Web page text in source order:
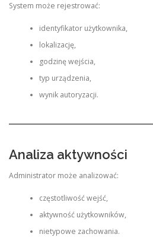
System może rejestrować:
identyfikator użytkownika,
lokalizację,
godzinę wejścia,
typ urządzenia,
wynik autoryzacji.
Analiza aktywności
Administrator może analizować:
częstotliwość wejść,
aktywność użytkowników,
nietypowe zachowania.